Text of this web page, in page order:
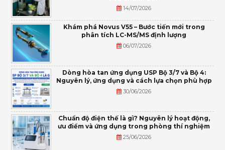
14/07/2026
Khám phá Novus V55 – Bước tiến mới trong
phân tích LC-MS/MS định lượng
06/07/2026
Dòng hòa tan ứng dụng USP Bộ 3/7 và Bộ 4:
Nguyên lý, ứng dụng và cách lựa chọn phù hợp
30/06/2026
Chuẩn độ điện thế là gì? Nguyên lý hoạt động,
ưu điểm và ứng dụng trong phòng thí nghiệm
25/06/2026